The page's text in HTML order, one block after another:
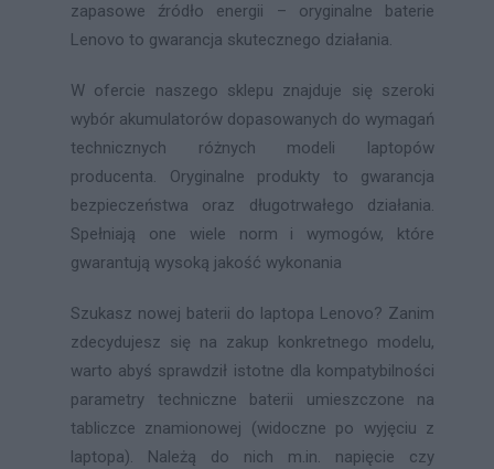
zapasowe źródło energii – oryginalne baterie
Lenovo to gwarancja skutecznego działania.
W ofercie naszego sklepu znajduje się szeroki
wybór akumulatorów dopasowanych do wymagań
technicznych różnych modeli laptopów
producenta. Oryginalne produkty to gwarancja
bezpieczeństwa oraz długotrwałego działania.
Spełniają one wiele norm i wymogów, które
gwarantują wysoką jakość wykonania
Szukasz nowej baterii do laptopa Lenovo? Zanim
zdecydujesz się na zakup konkretnego modelu,
warto abyś sprawdził istotne dla kompatybilności
parametry techniczne baterii umieszczone na
tabliczce znamionowej (widoczne po wyjęciu z
laptopa). Należą do nich m.in. napięcie czy